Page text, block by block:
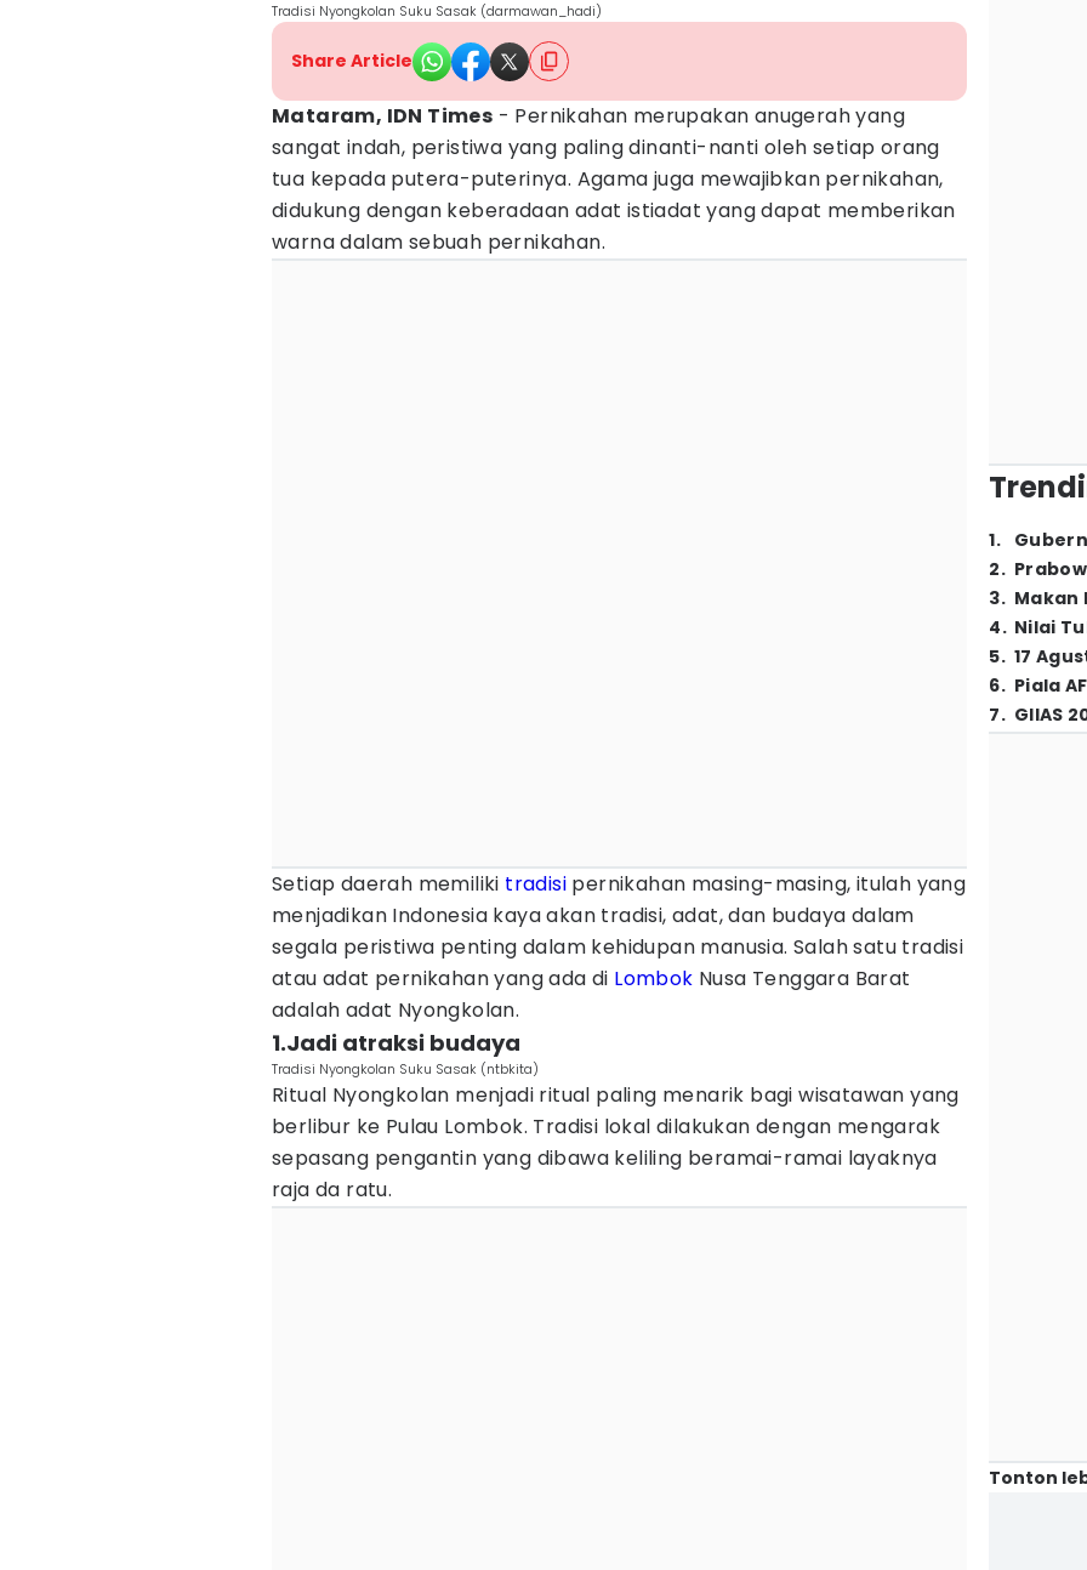
Tradisi Nyongkolan Suku Sasak (darmawan_hadi)
Share Article
Mataram, IDN Times - Pernikahan merupakan anugerah yang
sangat indah, peristiwa yang paling dinanti-nanti oleh setiap orang
tua kepada putera-puterinya. Agama juga mewajibkan pernikahan,
didukung dengan keberadaan adat istiadat yang dapat memberikan
warna dalam sebuah pernikahan.
Setiap daerah memiliki tradisi pernikahan masing-masing, itulah yang
menjadikan Indonesia kaya akan tradisi, adat, dan budaya dalam
segala peristiwa penting dalam kehidupan manusia. Salah satu tradisi
atau adat pernikahan yang ada di Lombok Nusa Tenggara Barat
adalah adat Nyongkolan.
1.Jadi atraksi budaya
Tradisi Nyongkolan Suku Sasak (ntbkita)
Ritual Nyongkolan menjadi ritual paling menarik bagi wisatawan yang
berlibur ke Pulau Lombok. Tradisi lokal dilakukan dengan mengarak
sepasang pengantin yang dibawa keliling beramai-ramai layaknya
raja da ratu.
1.
2.
3. Makan
4. Nilai
5. 17
6. Piala
7. GIIAS
Tonton